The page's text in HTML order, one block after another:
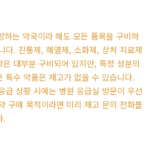
하는 약국이라 해도 모든 품목을 구비하
다. 진통제, 해열제, 소화제, 상처 치료제
대부분 구비되어 있지만, 특정 성분의
특수 약품은 재고가 없을 수 있습니다.
급 상황 시에는 병원 응급실 방문이 우선
구매 목적이라면 미리 재고 문의 전화를
.